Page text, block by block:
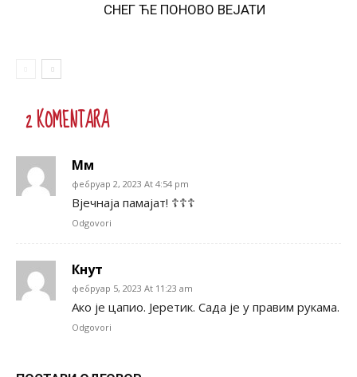
СНЕГ ЋЕ ПОНОВО ВЕЈАТИ
2 KOMENTARA
Мм
фебруар 2, 2023 At 4:54 pm
Вјечнаја памајат! ☦️☦️☦️
Odgovori
Кнут
фебруар 5, 2023 At 11:23 am
Ако је цапио. Јеретик. Сада је у правим рукама.
Odgovori